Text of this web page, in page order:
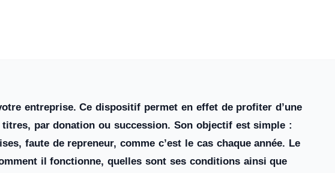
entreprise. Ce dispositif permet en effet de profiter d’une
par donation ou succession. Son objectif est simple :
faute de repreneur, comme c’est le cas chaque année. Le
il fonctionne, quelles sont ses conditions ainsi que